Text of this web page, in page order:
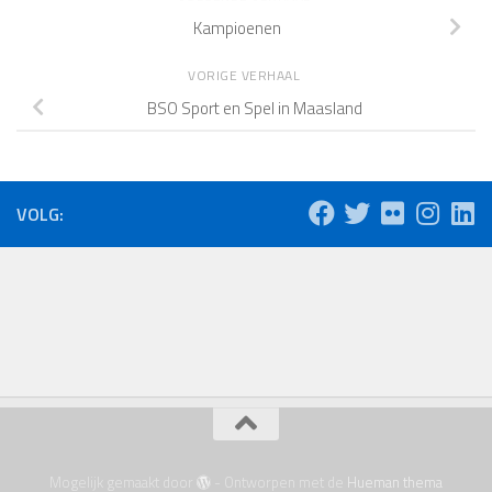
Kampioenen
VORIGE VERHAAL
BSO Sport en Spel in Maasland
VOLG:
Mogelijk gemaakt door - Ontworpen met de Hueman thema